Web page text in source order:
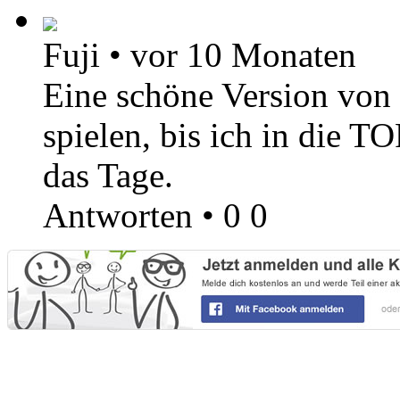
Fuji • vor 10 Monaten
Eine schöne Version
spielen, bis ich in die
das Tage.
Antworten • 0 0